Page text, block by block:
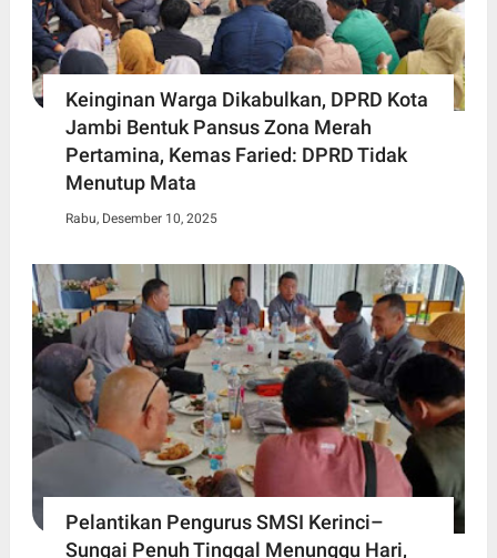
Keinginan Warga Dikabulkan, DPRD Kota
Jambi Bentuk Pansus Zona Merah
Pertamina, Kemas Faried: DPRD Tidak
Menutup Mata
Rabu, Desember 10, 2025
Pelantikan Pengurus SMSI Kerinci–
Sungai Penuh Tinggal Menunggu Hari,